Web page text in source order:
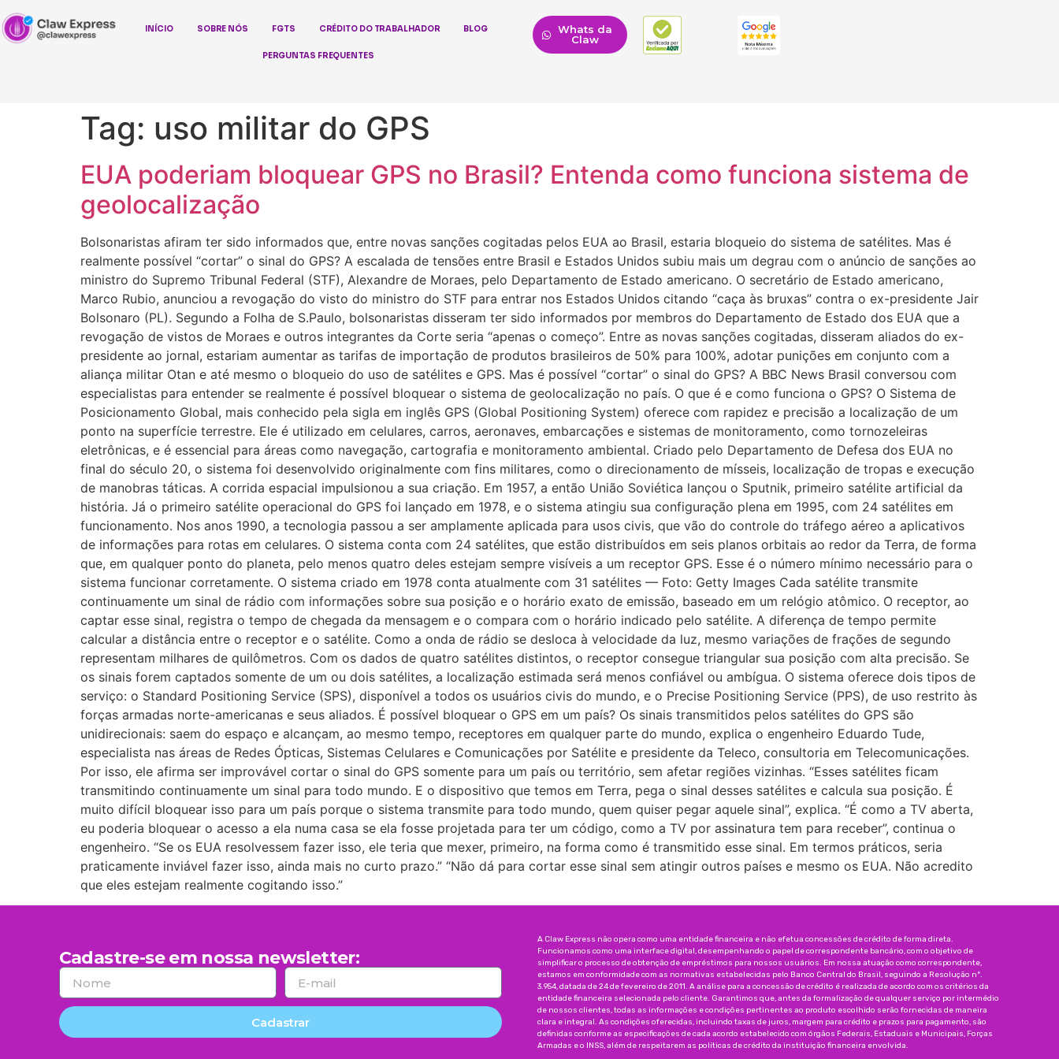
INÍCIO SOBRE NÓS FGTS CRÉDITO DO TRABALHADOR BLOG
PERGUNTAS FREQUENTES
Whats da
Claw
Tag: uso militar do GPS
EUA poderiam bloquear GPS no Brasil? Entenda como funciona sistema de
geolocalização
Bolsonaristas afiram ter sido informados que, entre novas sanções cogitadas pelos EUA ao Brasil, estaria bloqueio do sistema de satélites. Mas é
realmente possível “cortar” o sinal do GPS? A escalada de tensões entre Brasil e Estados Unidos subiu mais um degrau com o anúncio de sanções ao
ministro do Supremo Tribunal Federal (STF), Alexandre de Moraes, pelo Departamento de Estado americano. O secretário de Estado americano,
Marco Rubio, anunciou a revogação do visto do ministro do STF para entrar nos Estados Unidos citando “caça às bruxas” contra o ex-presidente Jair
Bolsonaro (PL). Segundo a Folha de S.Paulo, bolsonaristas disseram ter sido informados por membros do Departamento de Estado dos EUA que a
revogação de vistos de Moraes e outros integrantes da Corte seria “apenas o começo”. Entre as novas sanções cogitadas, disseram aliados do ex-
presidente ao jornal, estariam aumentar as tarifas de importação de produtos brasileiros de 50% para 100%, adotar punições em conjunto com a
aliança militar Otan e até mesmo o bloqueio do uso de satélites e GPS. Mas é possível “cortar” o sinal do GPS? A BBC News Brasil conversou com
especialistas para entender se realmente é possível bloquear o sistema de geolocalização no país. O que é e como funciona o GPS? O Sistema de
Posicionamento Global, mais conhecido pela sigla em inglês GPS (Global Positioning System) oferece com rapidez e precisão a localização de um
ponto na superfície terrestre. Ele é utilizado em celulares, carros, aeronaves, embarcações e sistemas de monitoramento, como tornozeleiras
eletrônicas, e é essencial para áreas como navegação, cartografia e monitoramento ambiental. Criado pelo Departamento de Defesa dos EUA no
final do século 20, o sistema foi desenvolvido originalmente com fins militares, como o direcionamento de mísseis, localização de tropas e execução
de manobras táticas. A corrida espacial impulsionou a sua criação. Em 1957, a então União Soviética lançou o Sputnik, primeiro satélite artificial da
história. Já o primeiro satélite operacional do GPS foi lançado em 1978, e o sistema atingiu sua configuração plena em 1995, com 24 satélites em
funcionamento. Nos anos 1990, a tecnologia passou a ser amplamente aplicada para usos civis, que vão do controle do tráfego aéreo a aplicativos
de informações para rotas em celulares. O sistema conta com 24 satélites, que estão distribuídos em seis planos orbitais ao redor da Terra, de forma
que, em qualquer ponto do planeta, pelo menos quatro deles estejam sempre visíveis a um receptor GPS. Esse é o número mínimo necessário para o
sistema funcionar corretamente. O sistema criado em 1978 conta atualmente com 31 satélites — Foto: Getty Images Cada satélite transmite
continuamente um sinal de rádio com informações sobre sua posição e o horário exato de emissão, baseado em um relógio atômico. O receptor, ao
captar esse sinal, registra o tempo de chegada da mensagem e o compara com o horário indicado pelo satélite. A diferença de tempo permite
calcular a distância entre o receptor e o satélite. Como a onda de rádio se desloca à velocidade da luz, mesmo variações de frações de segundo
representam milhares de quilômetros. Com os dados de quatro satélites distintos, o receptor consegue triangular sua posição com alta precisão. Se
os sinais forem captados somente de um ou dois satélites, a localização estimada será menos confiável ou ambígua. O sistema oferece dois tipos de
serviço: o Standard Positioning Service (SPS), disponível a todos os usuários civis do mundo, e o Precise Positioning Service (PPS), de uso restrito às
forças armadas norte-americanas e seus aliados. É possível bloquear o GPS em um país? Os sinais transmitidos pelos satélites do GPS são
unidirecionais: saem do espaço e alcançam, ao mesmo tempo, receptores em qualquer parte do mundo, explica o engenheiro Eduardo Tude,
especialista nas áreas de Redes Ópticas, Sistemas Celulares e Comunicações por Satélite e presidente da Teleco, consultoria em Telecomunicações.
Por isso, ele afirma ser improvável cortar o sinal do GPS somente para um país ou território, sem afetar regiões vizinhas. “Esses satélites ficam
transmitindo continuamente um sinal para todo mundo. E o dispositivo que temos em Terra, pega o sinal desses satélites e calcula sua posição. É
muito difícil bloquear isso para um país porque o sistema transmite para todo mundo, quem quiser pegar aquele sinal”, explica. “É como a TV aberta,
eu poderia bloquear o acesso a ela numa casa se ela fosse projetada para ter um código, como a TV por assinatura tem para receber”, continua o
engenheiro. “Se os EUA resolvessem fazer isso, ele teria que mexer, primeiro, na forma como é transmitido esse sinal. Em termos práticos, seria
praticamente inviável fazer isso, ainda mais no curto prazo.” “Não dá para cortar esse sinal sem atingir outros países e mesmo os EUA. Não acredito
que eles estejam realmente cogitando isso.”
Cadastre-se em nossa newsletter:
Cadastrar
A Claw Express não opera como uma entidade financeira e não efetua concessões de crédito de forma direta.
Funcionamos como uma interface digital, desempenhando o papel de correspondente bancário, com o objetivo de
simplificar o processo de obtenção de empréstimos para nossos usuários. Em nossa atuação como correspondente,
estamos em conformidade com as normativas estabelecidas pelo Banco Central do Brasil, seguindo a Resolução nº.
3.954, datada de 24 de fevereiro de 2011. A análise para a concessão de crédito é realizada de acordo com os critérios da
entidade financeira selecionada pelo cliente. Garantimos que, antes da formalização de qualquer serviço por intermédio
de nossos clientes, todas as informações e condições pertinentes ao produto escolhido serão fornecidas de maneira
clara e integral. As condições oferecidas, incluindo taxas de juros, margem para crédito e prazos para pagamento, são
definidas conforme as especificações de cada acordo estabelecido com órgãos Federais, Estaduais e Municipais, Forças
Armadas e o INSS, além de respeitarem as políticas de crédito da instituição financeira envolvida.